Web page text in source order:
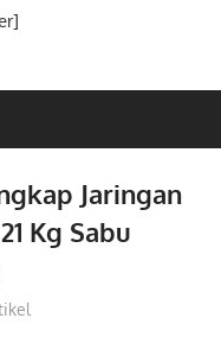
Jaringan
Kg Sabu